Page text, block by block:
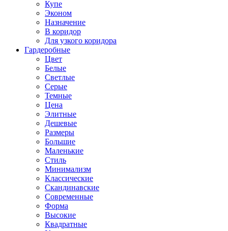
Купе
Эконом
Назначение
В коридор
Для узкого коридора
Гардеробные
Цвет
Белые
Светлые
Серые
Темные
Цена
Элитные
Дешевые
Размеры
Большие
Маленькие
Стиль
Минимализм
Классические
Скандинавские
Современные
Форма
Высокие
Квадратные